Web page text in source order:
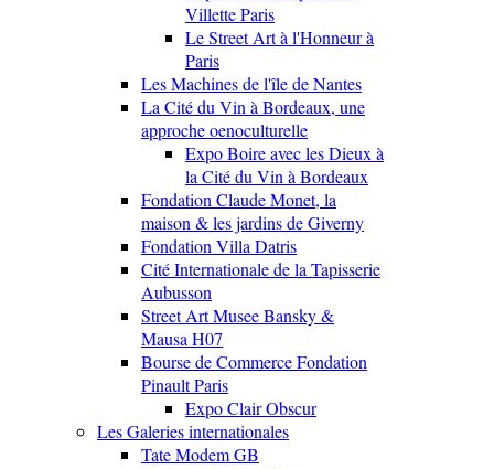
Villette Paris
Le Street Art à l'Honneur à
Paris
Les Machines de l'île de Nantes
La Cité du Vin à Bordeaux, une
approche oenoculturelle
Expo Boire avec les Dieux à
la Cité du Vin à Bordeaux
Fondation Claude Monet, la
maison & les jardins de Giverny
Fondation Villa Datris
Cité Internationale de la Tapisserie
Aubusson
Street Art Musee Bansky &
Mausa H07
Bourse de Commerce Fondation
Pinault Paris
Expo Clair Obscur
Les Galeries internationales
Tate Modem GB